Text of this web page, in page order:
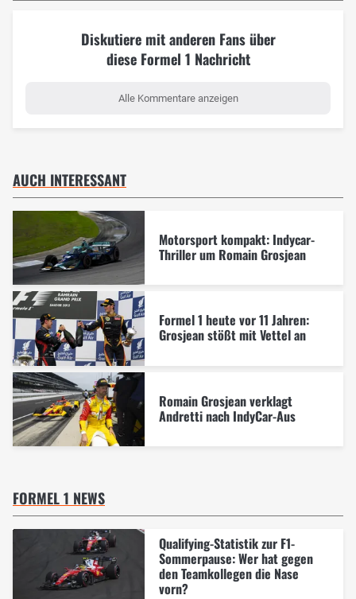
Diskutiere mit anderen Fans über
diese Formel 1 Nachricht
Alle Kommentare anzeigen
AUCH INTERESSANT
Motorsport kompakt: Indycar-
Thriller um Romain Grosjean
Formel 1 heute vor 11 Jahren:
Grosjean stößt mit Vettel an
Romain Grosjean verklagt
Andretti nach IndyCar-Aus
FORMEL 1 NEWS
Qualifying-Statistik zur F1-
Sommerpause: Wer hat gegen
den Teamkollegen die Nase
vorn?